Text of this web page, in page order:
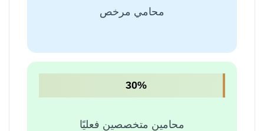
محامي مرخص
30%
محامين متخصصين فعليًا